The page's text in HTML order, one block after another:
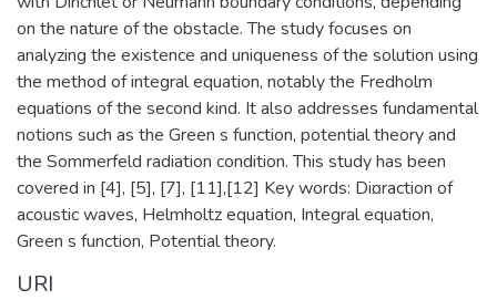
on the nature of the obstacle. The study focuses on
analyzing the existence and uniqueness of the solution using
the method of integral equation, notably the Fredholm
equations of the second kind. It also addresses fundamental
notions such as the Green s function, potential theory and
the Sommerfeld radiation condition. This study has been
covered in [4], [5], [7], [11],[12] Key words: Di¤raction of
acoustic waves, Helmholtz equation, Integral equation,
Green s function, Potential theory.
URI